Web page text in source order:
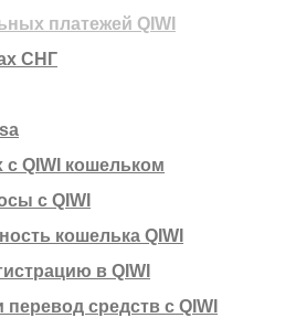
платежей QIWI
СНГ
QIWI кошельком
с QIWI
кошелька QIWI
в QIWI
перевод средств c QIWI